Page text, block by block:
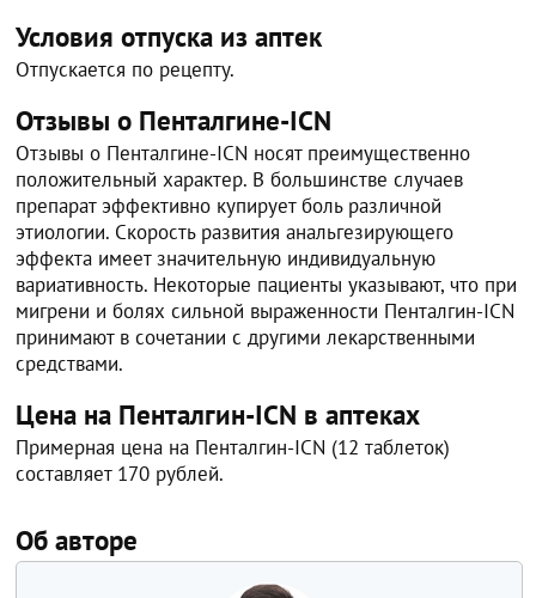
Условия отпуска из аптек
Отпускается по рецепту.
Отзывы о Пенталгине-ICN
Отзывы о Пенталгине-ICN носят преимущественно
положительный характер. В большинстве случаев
препарат эффективно купирует боль различной
этиологии. Скорость развития анальгезирующего
эффекта имеет значительную индивидуальную
вариативность. Некоторые пациенты указывают, что при
мигрени и болях сильной выраженности Пенталгин-ICN
принимают в сочетании с другими лекарственными
средствами.
Цена на Пенталгин-ICN в аптеках
Примерная цена на Пенталгин-ICN (12 таблеток)
составляет 170 рублей.
Об авторе